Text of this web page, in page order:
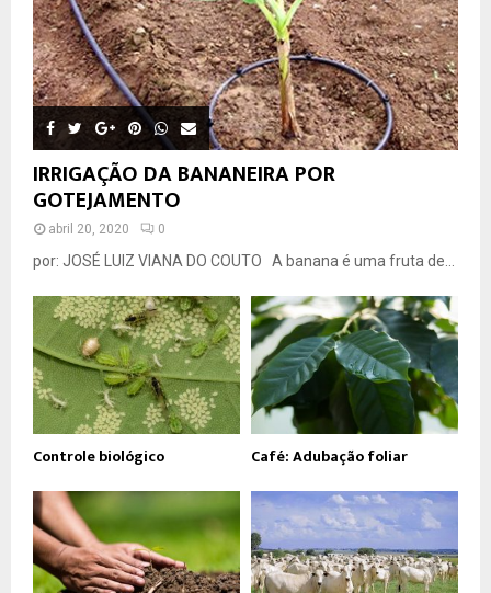
IRRIGAÇÃO DA BANANEIRA POR
GOTEJAMENTO
abril 20, 2020 0
por: JOSÉ LUIZ VIANA DO COUTO A banana é uma fruta de...
Controle biológico Café: Adubação foliar